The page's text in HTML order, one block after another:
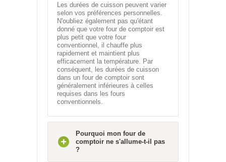
Les durées de cuisson peuvent varier
selon vos préférences personnelles.
N'oubliez également pas qu'étant
donné que votre four de comptoir est
plus petit que votre four
conventionnel, il chauffe plus
rapidement et maintient plus
efficacement la température. Par
conséquent, les durées de cuisson
dans un four de comptoir sont
généralement inférieures à celles
requises dans les fours
conventionnels.
Pourquoi mon four de
comptoir ne s'allume-t-il pas
?